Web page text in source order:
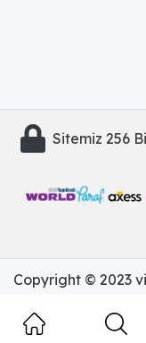
Sitemiz 256
Copyright © 2023